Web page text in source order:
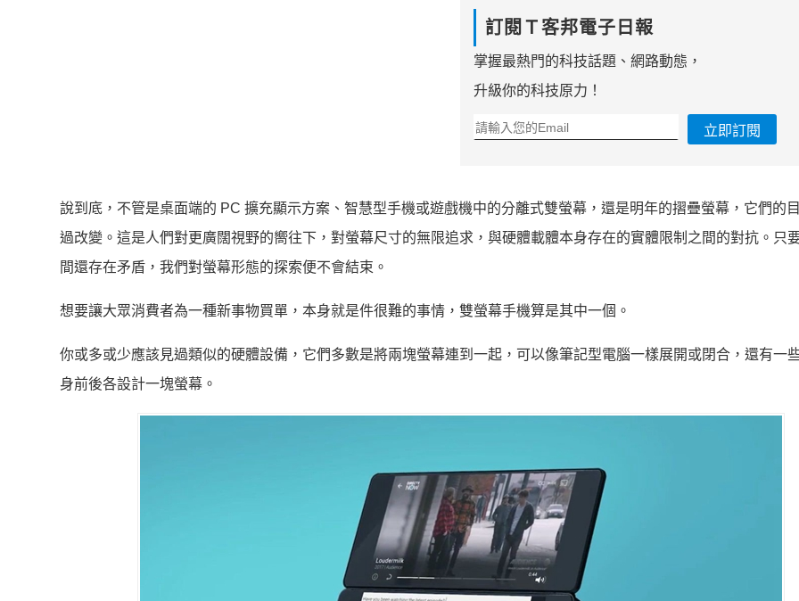
訂閱Ｔ客邦電子日報
掌握最熱門的科技話題、網路動態，
升級你的科技原力！
立即訂閱
說到底，不管是桌面端的 PC 擴充顯示方案、智慧型手機或遊戲機中的分離式雙螢幕，還是明年的摺疊螢幕，它們的
過改變。這是人們對更廣闊視野的嚮往下，對螢幕尺寸的無限追求，與硬體載體本身存在的實體限制之間的對抗。只
間還存在矛盾，我們對螢幕形態的探索便不會結束。
想要讓大眾消費者為一種新事物買單，本身就是件很難的事情，雙螢幕手機算是其中一個。
你或多或少應該見過類似的硬體設備，它們多數是將兩塊螢幕連到一起，可以像筆記型電腦一樣展開或閉合，還有一
身前後各設計一塊螢幕。